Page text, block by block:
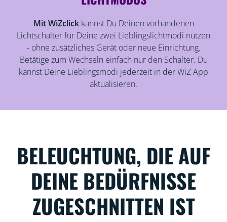
Mit WiZclickkannst Du Deinen vorhandenen
Lichtschalter für Deine zwei Lieblingslichtmodi nutzen
- ohne zusätzliches Gerät oder neue Einrichtung.
Betätige zum Wechseln einfach nur den Schalter. Du
kannst Deine Lieblingsmodi jederzeit in der WiZ App
aktualisieren.
BELEUCHTUNG, DIE AUF
DEINE BEDÜRFNISSE
ZUGESCHNITTEN IST